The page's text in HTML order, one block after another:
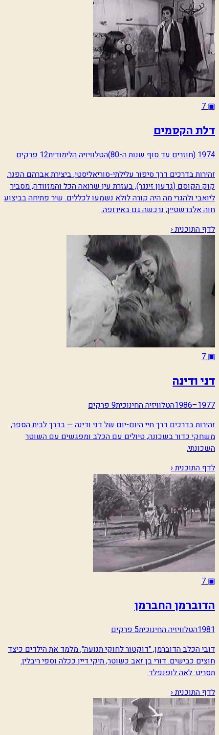
▣
7
דלת הקסמים
1974 (חוזרים עד סוף שנות ה-80) הטלוויזיה הלימודית12 פרקים
זהירות בדרכים דרך סיפור עלילתי-סוריאליסטי, ביצירת אברהם הפנר.
קוק הקוסם (גדעון זינגר), בעזרת עין שרואה הכל והמזוודה, מסביר
ליואבי ולהגרי מה היה קורה לולא נשמעו לכללים. שיר פתיחה בביצוע
חוה אלברשטיין; נרכשה גם באירופה.
לדף התוכנית ‹
▣
7
דני ודינה
1977–1986 הטלוויזיה החינוכית9 פרקים
זהירות בדרכים דרך חיי היום-יום של דני ודינה — בדרך לבית הספר,
משחקי כדור בשכונה, טיולים עם הכלב ומפגשים עם השוטר
השכונתי.
לדף התוכנית ‹
▣
7
הדוברמן החברמן
1981הטלוויזיה החינוכית5 פרקים
דובי הכלב הדוברמן, "דוקטור לחוקי תנועה", מלמד את הילדים כיצד
חוצים כבישים. דורי בן זאב כשוטר, תיקי דיין ככלה וספי ריבלין.
תסריט: לאה לופנפלד.
לדף התוכנית ‹